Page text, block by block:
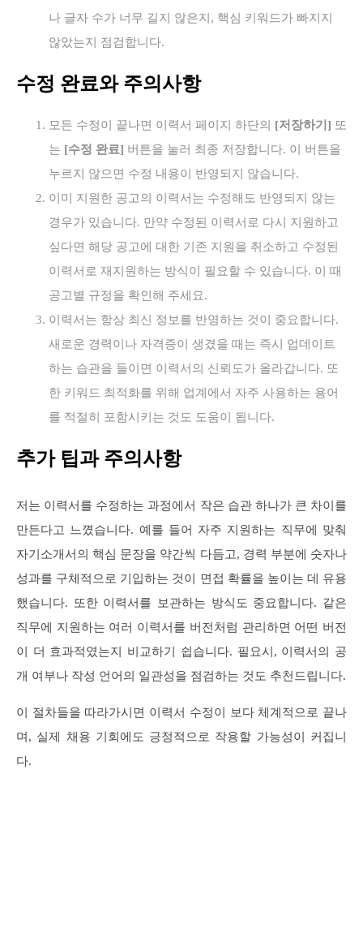
나 글자 수가 너무 길지 않은지, 핵심 키워드가 빠지지
않았는지 점검합니다.
수정 완료와 주의사항
모든 수정이 끝나면 이력서 페이지 하단의 [저장하기] 또
는 [수정 완료] 버튼을 눌러 최종 저장합니다. 이 버튼을
누르지 않으면 수정 내용이 반영되지 않습니다.
이미 지원한 공고의 이력서는 수정해도 반영되지 않는
경우가 있습니다. 만약 수정된 이력서로 다시 지원하고
싶다면 해당 공고에 대한 기존 지원을 취소하고 수정된
이력서로 재지원하는 방식이 필요할 수 있습니다. 이 때
공고별 규정을 확인해 주세요.
이력서는 항상 최신 정보를 반영하는 것이 중요합니다.
새로운 경력이나 자격증이 생겼을 때는 즉시 업데이트
하는 습관을 들이면 이력서의 신뢰도가 올라갑니다. 또
한 키워드 최적화를 위해 업계에서 자주 사용하는 용어
를 적절히 포함시키는 것도 도움이 됩니다.
추가 팁과 주의사항
저는 이력서를 수정하는 과정에서 작은 습관 하나가 큰 차이를
만든다고 느꼈습니다. 예를 들어 자주 지원하는 직무에 맞춰
자기소개서의 핵심 문장을 약간씩 다듬고, 경력 부분에 숫자나
성과를 구체적으로 기입하는 것이 면접 확률을 높이는 데 유용
했습니다. 또한 이력서를 보관하는 방식도 중요합니다. 같은
직무에 지원하는 여러 이력서를 버전처럼 관리하면 어떤 버전
이 더 효과적였는지 비교하기 쉽습니다. 필요시, 이력서의 공
개 여부나 작성 언어의 일관성을 점검하는 것도 추천드립니다.
이 절차들을 따라가시면 이력서 수정이 보다 체계적으로 끝나
며, 실제 채용 기회에도 긍정적으로 작용할 가능성이 커집니
다.